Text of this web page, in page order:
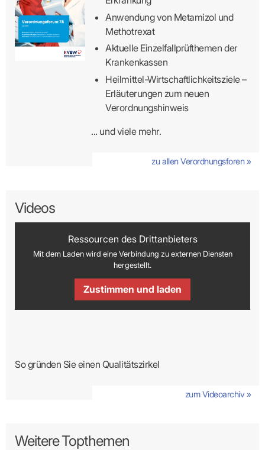
Anwendung von Metamizol und
Methotrexat
Aktuelle Einzelfallprüfthemen der
Krankenkassen
Heilmittel-Wirtschaftlichkeitsziele –
Erläuterungen zum neuen
Verordnungshinweis
... und viele mehr.
zu allen Verordnungsforen »
Videos
Ressourcen des Drittanbieters
Mit dem Laden wird eine Verbindung zu externen Diensten
hergestellt.
Zustimmen und laden
So gründen Sie einen Qualitätszirkel
zum Videoarchiv »
Weitere Topthemen